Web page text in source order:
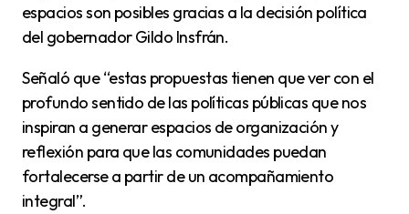
espacios son posibles gracias a la decisión política
del gobernador Gildo Insfrán.
Señaló que “estas propuestas tienen que ver con el
profundo sentido de las políticas públicas que nos
inspiran a generar espacios de organización y
reflexión para que las comunidades puedan
fortalecerse a partir de un acompañamiento
integral”.